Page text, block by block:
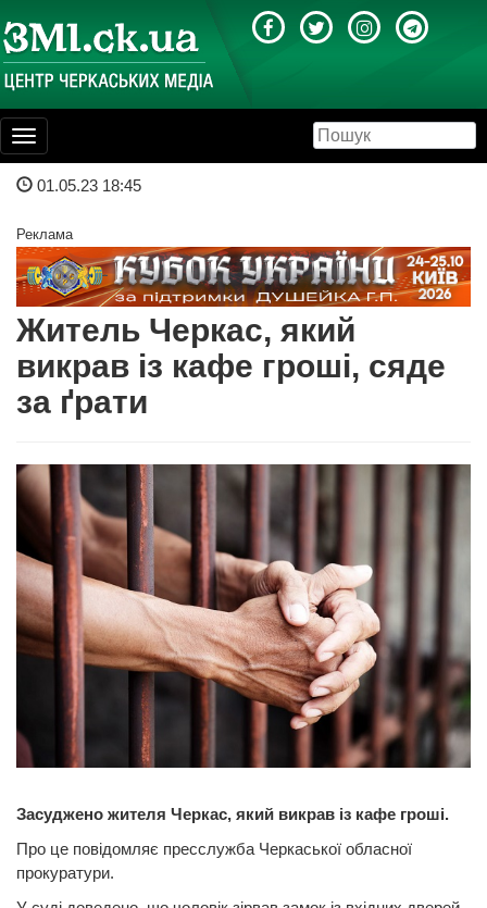
Toggle
navigation
01.05.23 18:45
Реклама
Житель Черкас, який
викрав із кафе гроші, сяде
за ґрати
Засуджено жителя Черкас, який викрав із кафе гроші.
Про це повідомляє пресслужба Черкаської обласної
прокуратури.